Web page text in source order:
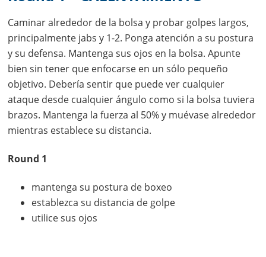
Caminar alrededor de la bolsa y probar golpes largos,
principalmente jabs y 1-2. Ponga atención a su postura
y su defensa. Mantenga sus ojos en la bolsa. Apunte
bien sin tener que enfocarse en un sólo pequeño
objetivo. Debería sentir que puede ver cualquier
ataque desde cualquier ángulo como si la bolsa tuviera
brazos. Mantenga la fuerza al 50% y muévase alrededor
mientras establece su distancia.
Round 1
mantenga su postura de boxeo
establezca su distancia de golpe
utilice sus ojos